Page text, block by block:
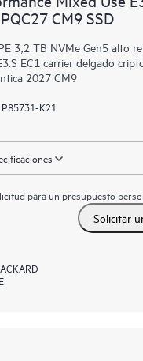
CM9 SSD
3,2 TB NVMe Gen5 alto
EC1 carrier delgado
2027 CM9
P85731-K21
para un presupuesto
Solicitar